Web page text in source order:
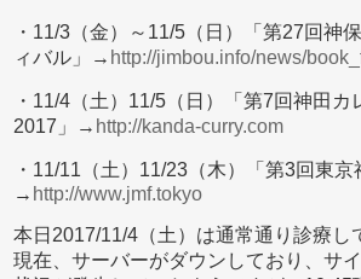
・11/3（金）～11/5（日）「第27回神
ィバル」→ http://jimbou.info/news/
・11/4（土）11/5（日）「第7回神田カ
2017」→ http://kanda-curry.com
・11/11（土）11/23（木）「第3回東京
→ http://www.jmf.tokyo
本日2017/11/4（土）は通常通り診療し
現在、サーバーがダウンしており、サ